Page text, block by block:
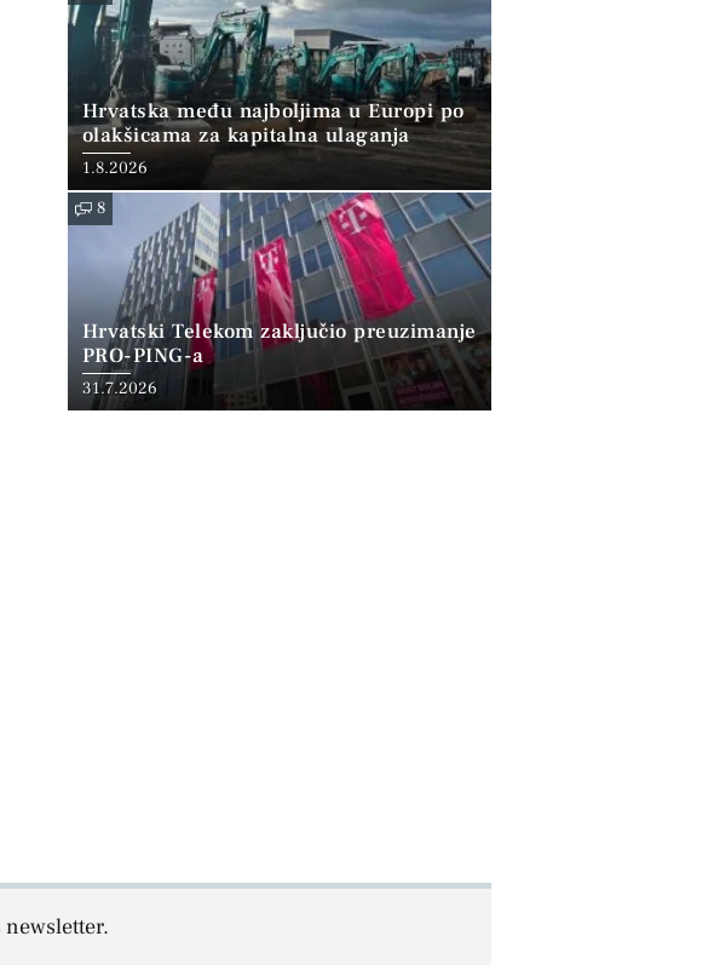
Hrvatska među najboljima u Europi po
olakšicama za kapitalna ulaganja
1.8.2026
8
Hrvatski Telekom zaključio preuzimanje
PRO-PING-a
31.7.2026